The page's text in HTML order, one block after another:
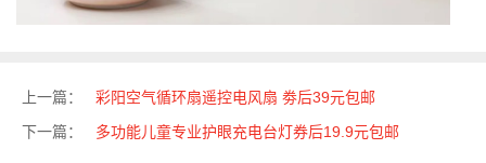
上一篇：
彩阳空气循环扇遥控电风扇 劵后39元包邮
下一篇：
多功能儿童专业护眼充电台灯券后19.9元包邮